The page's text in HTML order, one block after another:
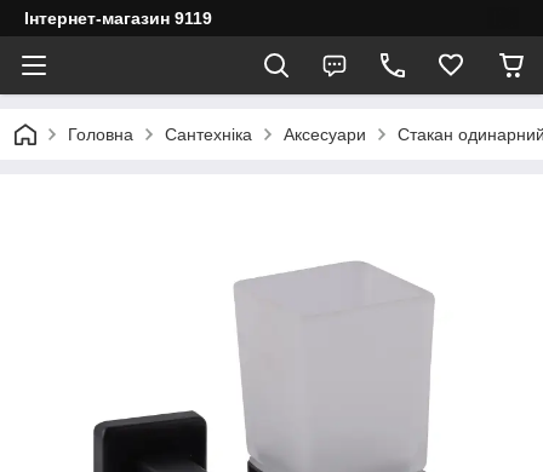
Інтернет-магазин 9119
Головна Сантехніка Аксесуари Стакан